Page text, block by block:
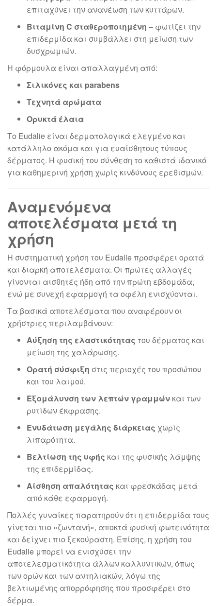
επιταχύνει την ανανέωση των κυττάρων.
Βιταμίνη C σταθεροποιημένη – φωτίζει την
επιδερμίδα και συμβάλλει στη μείωση των
δυσχρωμιών.
Η φόρμουλα είναι απαλλαγμένη από:
Σιλικόνες και parabens
Τεχνητά αρώματα
Ορυκτά έλαια
Το Eudalie είναι δερματολογικά ελεγμένο και
κατάλληλο ακόμα και για ευαίσθητους τύπους
δέρματος. Η φυσική του σύνθεση το καθιστά ιδανικό
για καθημερινή χρήση χωρίς κινδύνους ερεθισμών.
Αναμενόμενα
αποτελέσματα μετά τη
χρήση
Η συστηματική χρήση του Eudalie προσφέρει ορατά
και διαρκή αποτελέσματα. Οι πρώτες αλλαγές
γίνονται αισθητές ήδη από την πρώτη εβδομάδα,
ενώ με συνεχή εφαρμογή τα οφέλη ενισχύονται.
Τα βασικά αποτελέσματα που αναφέρουν οι
χρήστριες περιλαμβάνουν:
Αύξηση της ελαστικότητας του δέρματος και
μείωση της χαλάρωσης.
Ορατή σύσφιξη στις περιοχές του προσώπου
και του λαιμού.
Εξομάλυνση των λεπτών γραμμών και των
ρυτίδων έκφρασης.
Ενυδάτωση μεγάλης διάρκειας χωρίς
λιπαρότητα.
Βελτίωση της υφής και της φυσικής λάμψης
της επιδερμίδας.
Αίσθηση απαλότητας και φρεσκάδας μετά
από κάθε εφαρμογή.
Πολλές γυναίκες παρατηρούν ότι η επιδερμίδα τους
γίνεται πιο «ζωντανή», αποκτά φυσική φωτεινότητα
και δείχνει πιο ξεκούραστη. Επίσης, η χρήση του
Eudalie μπορεί να ενισχύσει την
αποτελεσματικότητα άλλων καλλυντικών, όπως
των ορών και των αντηλιακών, λόγω της
βελτιωμένης απορρόφησης που προσφέρει στο
δέρμα.